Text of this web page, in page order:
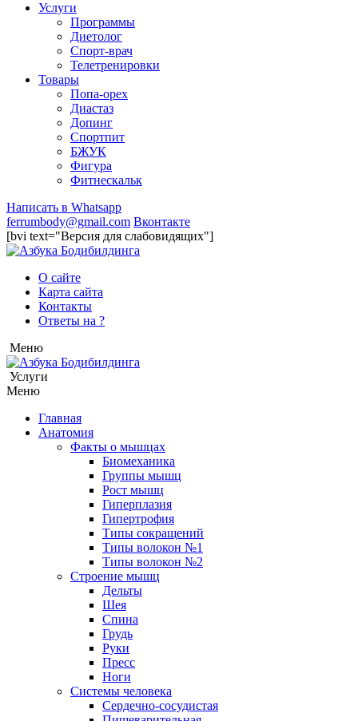
Услуги
Программы
Диетолог
Спорт-врач
Телетренировки
Товары
Попа-орех
Диастаз
Допинг
Спортпит
БЖУК
Фигура
Фитнескальк
Написать в Whatsapp
ferrumbody@gmail.com Вконтакте
[bvi text="Версия для слабовидящих"]
О сайте
Карта сайта
Контакты
Ответы на ?
Меню
Услуги
Меню
Главная
Анатомия
Факты о мышцах
Биомеханика
Группы мышц
Рост мышц
Гиперплазия
Гипертрофия
Типы сокращений
Типы волокон №1
Типы волокон №2
Строение мышц
Дельты
Шея
Спина
Грудь
Руки
Пресс
Ноги
Системы человека
Сердечно-сосудистая